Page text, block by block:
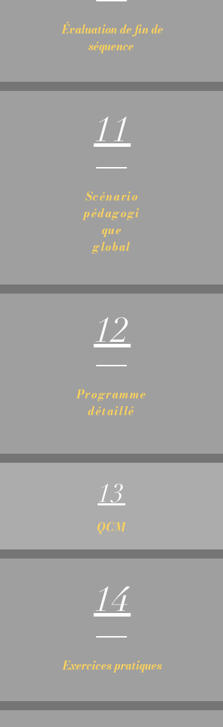
Évaluation de fin de
séquence
11
Scénario
pédagogi
que
global
12
Programme
détaillé
13
QCM
14
Exercices pratiques